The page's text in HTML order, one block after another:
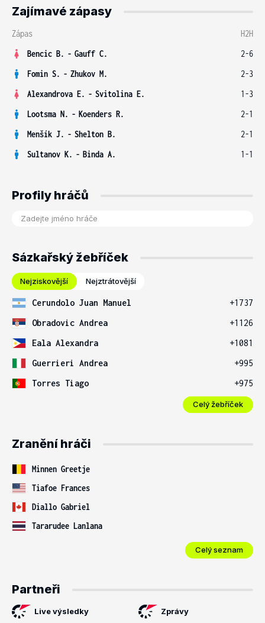
Zajímavé zápasy
Zápas
H2H
Bencic B. - Gauff C.
2-6
Fomin S. - Zhukov M.
2-3
Alexandrova E. - Svitolina E.
1-3
Lootsma N. - Koenders R.
2-1
Menšík J. - Shelton B.
2-1
Sultanov K. - Binda A. 1-1
Profily hráčů
Sázkařský žebříček
Nejziskovější Nejztrátovější
Cerundolo Juan Manuel
+1737
Obradovic Andrea
+1126
Eala Alexandra
+1081
Guerrieri Andrea
+995
Torres Tiago
+975
Celý žebříček
Zranění hráči
Minnen Greetje
Tiafoe Frances
Diallo Gabriel
Tararudee Lanlana
Celý seznam
Partneři
Live výsledky Zprávy